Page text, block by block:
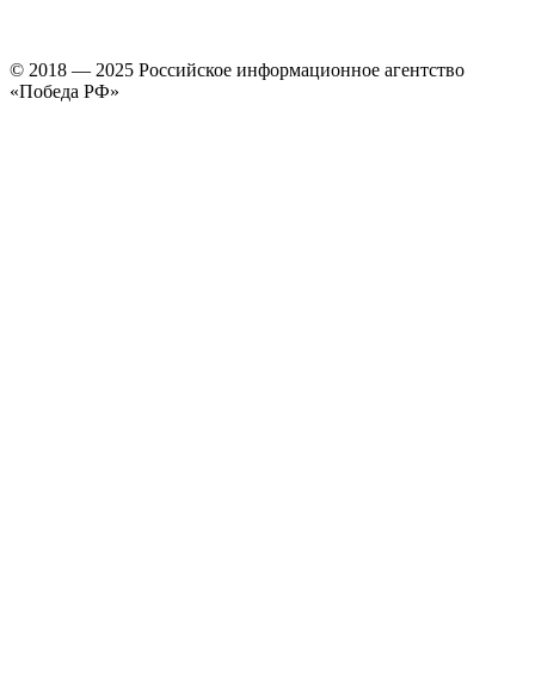
© 2018 — 2025 Российское информационное агентство
«Победа РФ»